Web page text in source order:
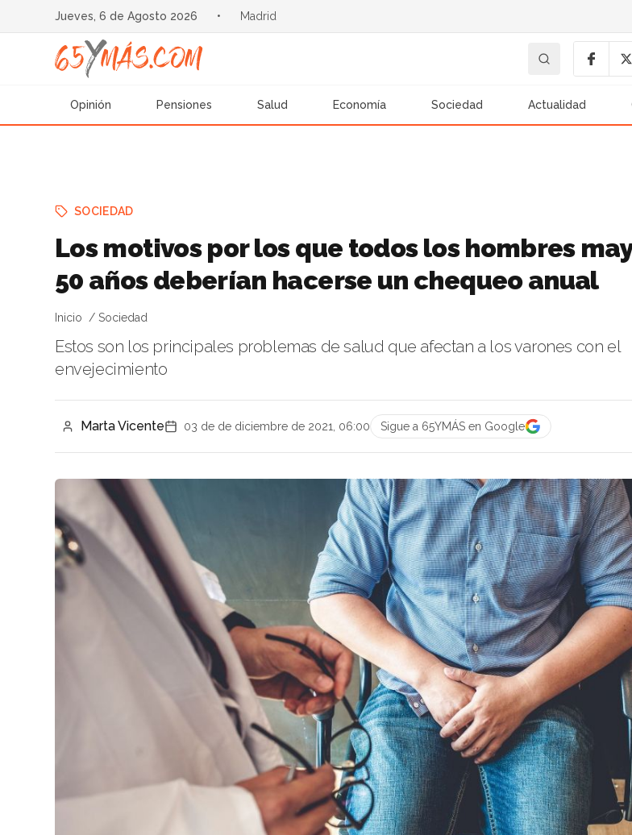
Jueves, 6 de Agosto 2026 • Madrid
Opinión Pensiones Salud Economía Sociedad Actualidad
SOCIEDAD
Los motivos por los que todos los hombres
50 años deberían hacerse un chequeo anual
Inicio Sociedad
Estos son los principales problemas de salud que afectan a los varones con el
envejecimiento
Marta Vicente 03 de de diciembre de 2021, 06:00 Sigue a 65YMÁS en Google